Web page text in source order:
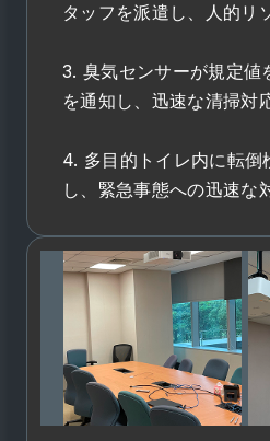
タッフを派遣し、人的リ
3. 臭気センサーが規定値
を通知し、迅速な清掃対
4. 多目的トイレ内に転倒
し、緊急事態への迅速な